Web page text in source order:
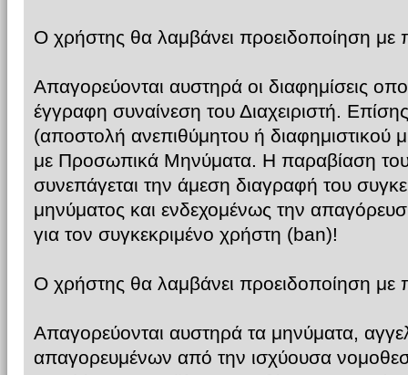
Ο χρήστης θα λαμβάνει προειδοποίηση
Απαγορεύονται αυστηρά οι διαφημίσεις
έγγραφη συναίνεση του Διαχειριστή.
(αποστολή ανεπιθύμητου ή διαφημιστικού
με Προσωπικά Μηνύματα. Η παραβίαση
συνεπάγεται την άμεση διαγραφή του
μηνύματος και ενδεχομένως την
για τον συγκεκριμένο χρήστη (ban)!
Ο χρήστης θα λαμβάνει προειδοποίηση
Απαγορεύονται αυστηρά τα μηνύματα,
απαγορευμένων από την ισχύουσα